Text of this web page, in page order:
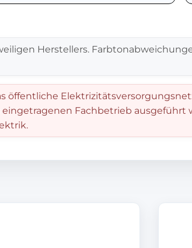
Herstellers.
öffentliche
Fachbetrieb